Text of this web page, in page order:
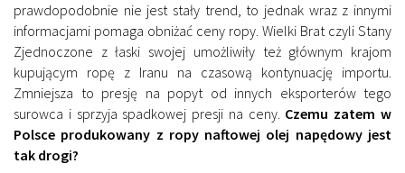
prawdopodobnie nie jest stały trend, to jednak wraz z innymi
informacjami pomaga obniżać ceny ropy. Wielki Brat czyli Stany
Zjednoczone z łaski swojej umożliwiły też głównym krajom
kupującym ropę z Iranu na czasową kontynuację importu.
Zmniejsza to presję na popyt od innych eksporterów tego
surowca i sprzyja spadkowej presji na ceny. Czemu zatem w
Polsce produkowany z ropy naftowej olej napędowy jest
tak drogi?